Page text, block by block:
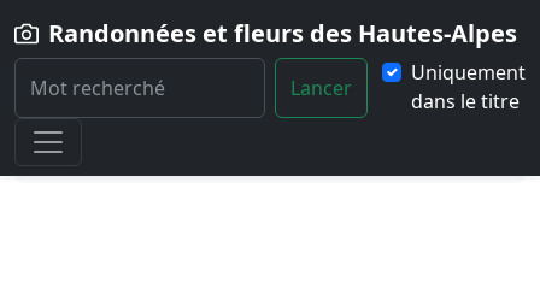
Randonnées et fleurs des Hautes-Alpes
Lancer
Uniquement
dans le titre
Home
Paysage
La-Pointe-des-Rochers-Charniers-vue-de-la-
Pointe-de-Pece